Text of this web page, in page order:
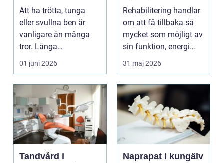
vardagen
Att ha trötta, tunga
eller svullna ben är
vanligare än många
tror. Långa
arbetsdagar på hårda
golv, ...
01 juni 2026
vardag
Rehabilitering handlar
om att få tillbaka så
mycket som möjligt av
sin funktion, energi
och trygghet...
31 maj 2026
Tandvård i
Naprapat i kungälv